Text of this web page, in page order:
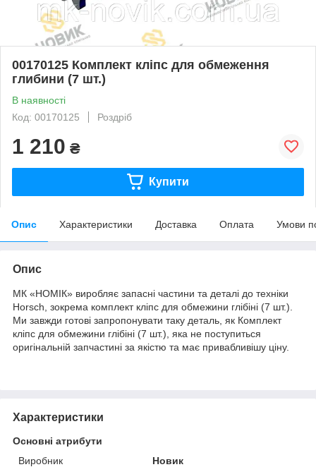
00170125 Комплект кліпс для обмеження
глибини (7 шт.)
В наявності
Код: 00170125
Роздріб
1 210 ₴
Купити
Опис Характеристики Доставка Оплата Умови
Опис
МК «НОМІК» виробляє запасні частини та деталі до техніки
Horsch, зокрема комплект кліпс для обмежини глібіні (7 шт.).
Ми завжди готові запропонувати таку деталь, як Комплект
кліпс для обмежини глібіні (7 шт.), яка не поступиться
оригінальній запчастині за якістю та має привабливішу ціну.
Характеристики
Основні атрибути
Виробник
Новик